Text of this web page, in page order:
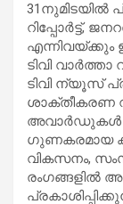
31നുമിടയില്‍
റിപ്പോര്‍ട്ട്,
ടിവി വാര്‍ത്താ
ടിവി ന്യൂസ്
ശാക്തീകരണ
അവാര്‍ഡുകള്‍
ഗുണകരമായ
വികസനം,
രംഗങ്ങളില്‍